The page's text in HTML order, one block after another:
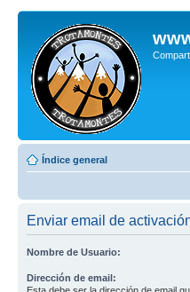
Índice general
Enviar email de
Nombre de Usuario:
Dirección de email: